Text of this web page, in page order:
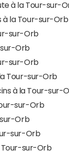
à la Tour-sur-
à la Tour-sur-Orb
sur-Orb
Orb
sur-Orb
Tour-sur-Orb
à la Tour-sur-
sur-Orb
Orb
sur-Orb
Tour-sur-Orb